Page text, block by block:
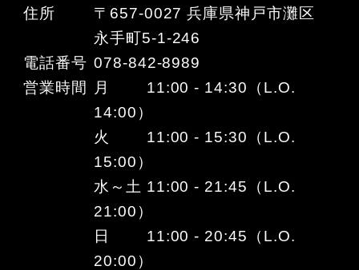
住所
〒657-0027 兵庫県神戸市灘区
永手町5-1-246
電話番号 078-842-8989
営業時間
月 11:00 - 14:30（L.O.
14:00）
火 11:00 - 15:30（L.O.
15:00）
水～土 11:00 - 21:45（L.O.
21:00）
日 11:00 - 20:45（L.O.
20:00）